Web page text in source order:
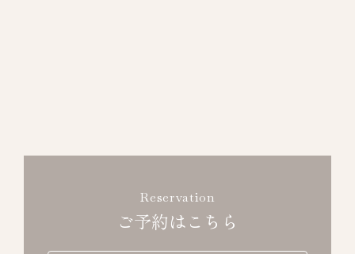
Reservation
ご予約はこちら